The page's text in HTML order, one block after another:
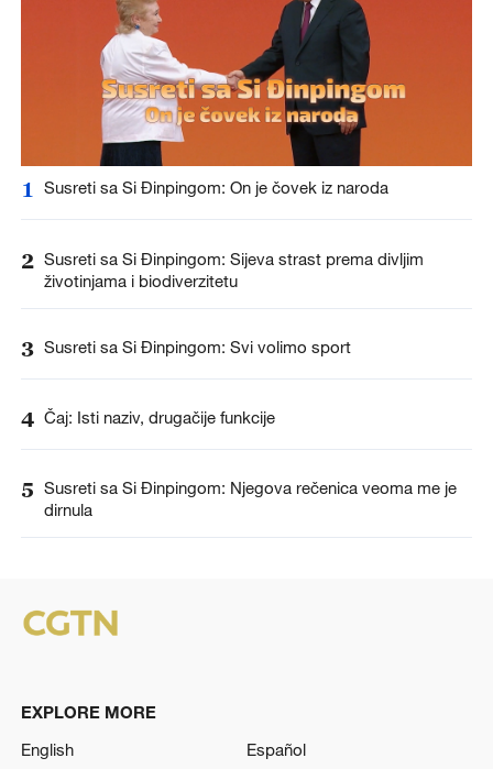
1 Susreti sa Si Đinpingom: On je čovek iz naroda
2 Susreti sa Si Đinpingom: Sijeva strast prema divljim
životinjama i biodiverzitetu
3 Susreti sa Si Đinpingom: Svi volimo sport
4 Čaj: Isti naziv, drugačije funkcije
5 Susreti sa Si Đinpingom: Njegova rečenica veoma me je
dirnula
EXPLORE MORE
English
Español